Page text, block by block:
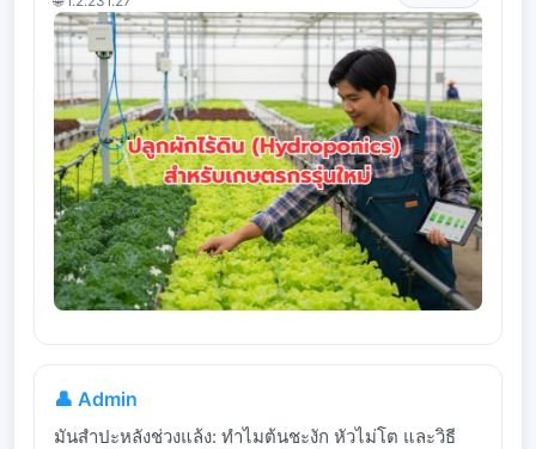
👤 Admin
มันสำปะหลังช่วงแล้ง: ทำไมต้นชะงัก หัวไม่โต และวิธี